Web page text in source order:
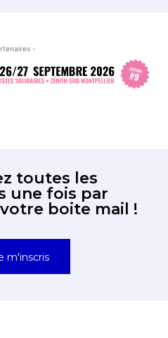
-
toutes les
une fois par
boite mail !
m'inscris